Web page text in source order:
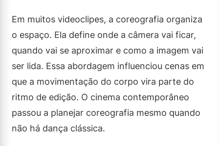
Em muitos videoclipes, a coreografia organiza
o espaço. Ela define onde a câmera vai ficar,
quando vai se aproximar e como a imagem vai
ser lida. Essa abordagem influenciou cenas em
que a movimentação do corpo vira parte do
ritmo de edição. O cinema contemporâneo
passou a planejar coreografia mesmo quando
não há dança clássica.